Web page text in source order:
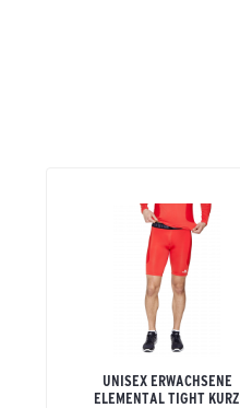
UNISEX ERWACHSENE
ELEMENTAL TIGHT KURZ